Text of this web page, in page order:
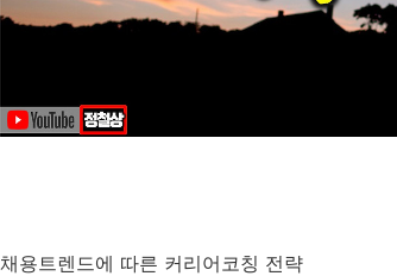
채용트렌드에 따른 커리어코칭 전략